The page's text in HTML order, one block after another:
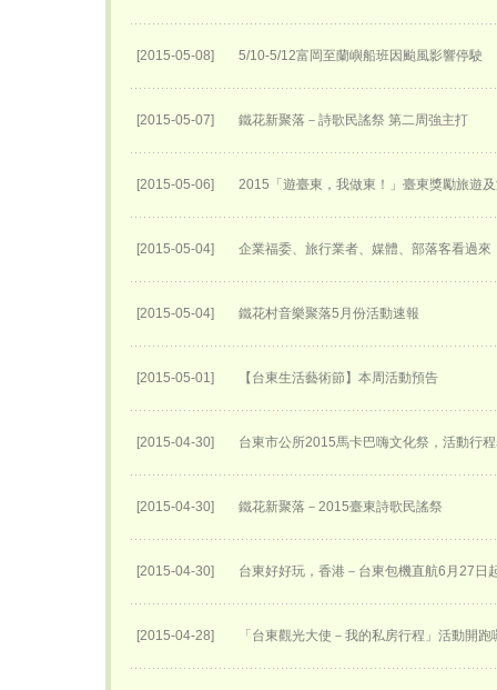
[2015-05-08] 5/10-5/12富岡至蘭嶼船班因颱風影響停駛
[2015-05-07] 鐵花新聚落－詩歌民謠祭 第二周強主打
[2015-05-06] 2015「遊臺東，我做東！」臺東獎勵旅遊
[2015-05-04] 企業福委、旅行業者、媒體、部落客看過
[2015-05-04] 鐵花村音樂聚落5月份活動速報
[2015-05-01] 【台東生活藝術節】本周活動預告
[2015-04-30] 台東市公所2015馬卡巴嗨文化祭，活動行
[2015-04-30] 鐵花新聚落－2015臺東詩歌民謠祭
[2015-04-30] 台東好好玩，香港－台東包機直航6月27日​
[2015-04-28] 「台東觀光大使－我的私房行程」活動開跑